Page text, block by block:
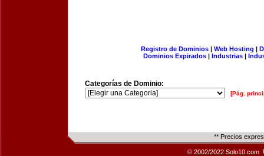
Registro de Dominios| Web Hosting |
Dominios Expirados | Industrias |
Categorías de Dominio:
[Pág.
** Precios
© 2002/2022 Solo10.com